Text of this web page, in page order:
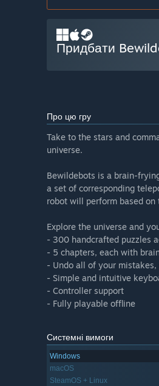
Придбати
Про цю гру
Take to the stars and
universe.
Bewildebots is a brain-
a set of corresponding
robot will perform based
Explore the universe and
- 300 handcrafted puzzles
- 5 chapters, each with
- Undo all of your
- Simple and intuitive
- Controller support
- Fully playable offline
Системні вимоги
Windows
macOS
SteamOS + Linux